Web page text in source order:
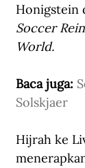
Honigstein
Soccer
World.
Baca juga:
Solskjaer
Hijrah ke